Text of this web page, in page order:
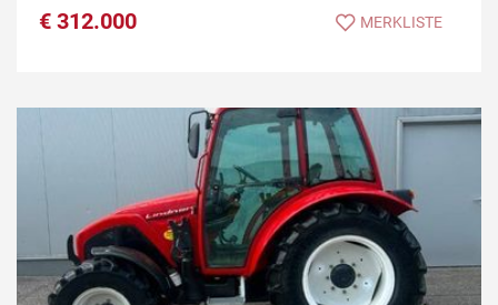
€ 312.000 MERKLISTE